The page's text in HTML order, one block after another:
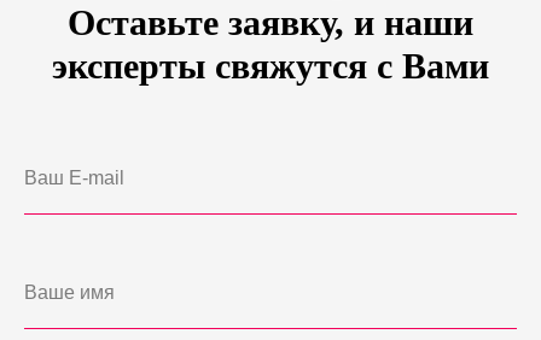
Оставьте заявку, и наши
эксперты свяжутся с Вами